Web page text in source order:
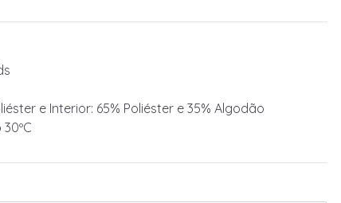
e Interior: 65% Poliéster e 35% Algodão